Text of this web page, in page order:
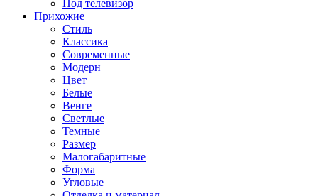
Под телевизор
Прихожие
Стиль
Классика
Современные
Модерн
Цвет
Белые
Венге
Светлые
Темные
Размер
Малогабаритные
Форма
Угловые